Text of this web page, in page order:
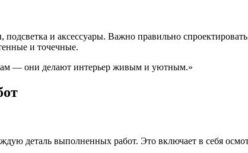
и аксессуары. Важно правильно
и точечные.
— они делают интерьер живым и уютным.»
деталь выполненных работ. Это включает в себя